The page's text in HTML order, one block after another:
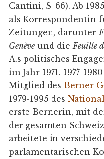
Cantini, S. 66). Ab
als Korrespondentin
Zeitungen, darunter
Genèveund die Feuille
A.s politisches
im Jahr 1971. 1977-
Mitglied des Berner
1979-1995 des
erste Bernerin, mit
der gesamten
arbeitete in
parlamentarischen